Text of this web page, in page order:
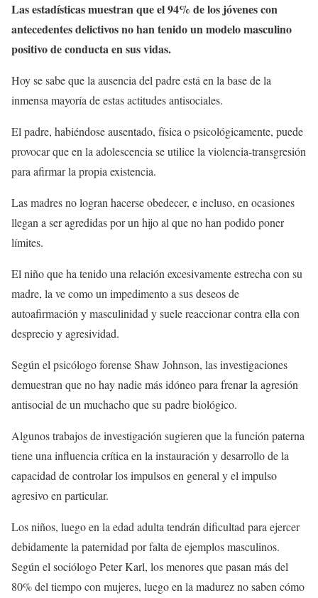
Las estadísticas muestran que el 94% de los jóvenes con
antecedentes delictivos no han tenido un modelo masculino
positivo de conducta en sus vidas.
Hoy se sabe que la ausencia del padre está en la base de la
inmensa mayoría de estas actitudes antisociales.
El padre, habiéndose ausentado, física o psicológicamente, puede
provocar que en la adolescencia se utilice la violencia-transgresión
para afirmar la propia existencia.
Las madres no logran hacerse obedecer, e incluso, en ocasiones
llegan a ser agredidas por un hijo al que no han podido poner
límites.
El niño que ha tenido una relación excesivamente estrecha con su
madre, la ve como un impedimento a sus deseos de
autoafirmación y masculinidad y suele reaccionar contra ella con
desprecio y agresividad.
Según el psicólogo forense Shaw Johnson, las investigaciones
demuestran que no hay nadie más idóneo para frenar la agresión
antisocial de un muchacho que su padre biológico.
Algunos trabajos de investigación sugieren que la función paterna
tiene una influencia crítica en la instauración y desarrollo de la
capacidad de controlar los impulsos en general y el impulso
agresivo en particular.
Los niños, luego en la edad adulta tendrán dificultad para ejercer
debidamente la paternidad por falta de ejemplos masculinos.
Según el sociólogo Peter Karl, los menores que pasan más del
80% del tiempo con mujeres, luego en la madurez no saben cómo